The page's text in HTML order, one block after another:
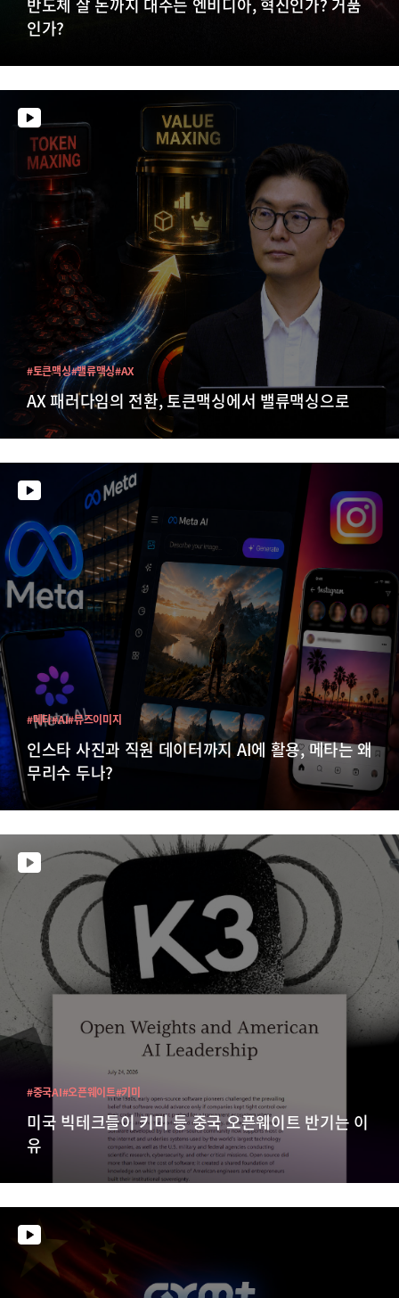
인가?
AX 패러다임의 전환, 토큰맥싱에서 밸류맥싱으로
#토큰맥싱#밸류맥싱#AX
인스타 사진과 직원 데이터까지 AI에 활용, 메타는 왜
무리수 두나?
#메타#AI#뮤즈이미지
미국 빅테크들이 키미 등 중국 오픈웨이트 반기는 이
유
#중국AI#오픈웨이트#키미